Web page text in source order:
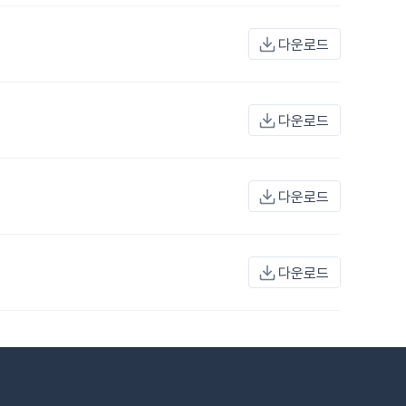
다운로드
다운로드
다운로드
다운로드